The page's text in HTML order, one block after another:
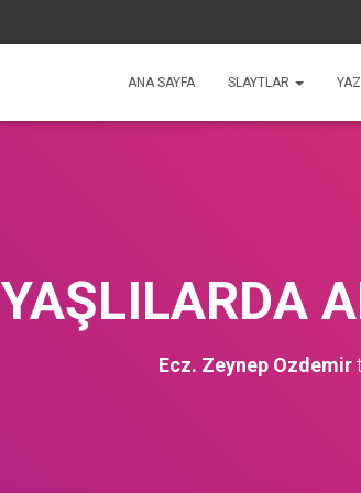
ANA SAYFA SLAYTLAR
YAŞLILARDA
Ecz. Zeynep Ozdemir